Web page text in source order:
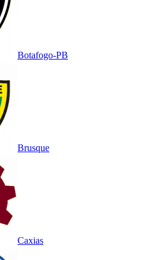
Botafogo-PB
Brusque
Caxias